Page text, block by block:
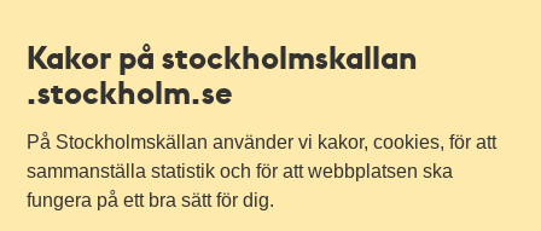
Kakor på stockholmskallan
.stockholm.se
På Stockholmskällan använder vi kakor, cookies, för att
sammanställa statistik och för att webbplatsen ska
fungera på ett bra sätt för dig.